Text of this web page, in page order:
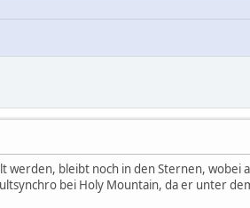
werden, bleibt noch in den Sternen, wobei
bei Holy Mountain, da er unter